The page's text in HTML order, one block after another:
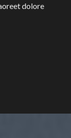
dolore